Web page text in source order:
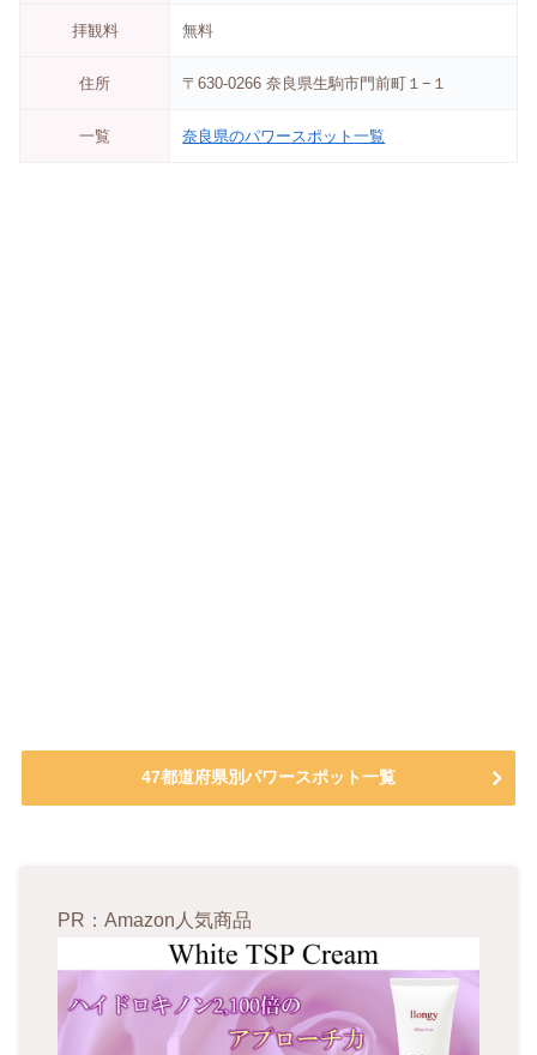
拝観料 無料
住所 〒630-0266 奈良県生駒市門前町１−１
一覧 奈良県のパワースポット一覧
47都道府県別パワースポット一覧
PR：Amazon人気商品